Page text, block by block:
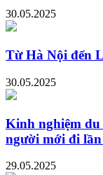
30.05.2025
Từ Hà Nội đến
30.05.2025
Kinh nghiệm du
người mới đi
29.05.2025